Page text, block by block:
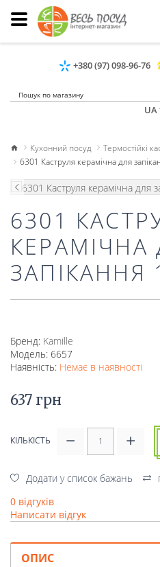
+380 (97) 098-96-76
UA
Кухонний посуд
Термостійкі
6301 Каструля керамічна для
6301
КЕРАМІЧНА
ЗАПІКАННЯ
Бренд: Kamille
Модель: 6657
Наявність: Немає в наявності
637 грн
КІЛЬКІСТЬ
Додати у список бажань
0 відгуків
Написати відгук
ОПИС